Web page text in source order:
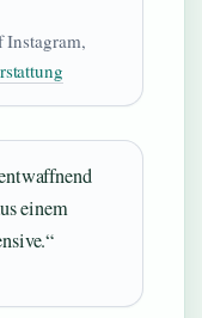
Instagram,
einem